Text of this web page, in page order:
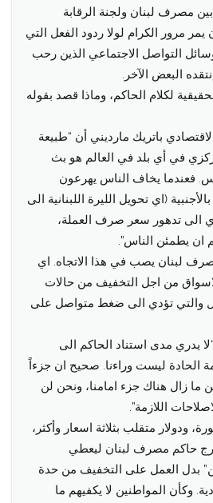
مصرف لبنان ولجنة الرقابة
مرور الكرام لولا ردود الفعل التي
التواصل الاجتماعي الذين رحب
البعض الآخر.
لكلام الحاكم، وماذا قصد بقوله
باتريك مارديني أن “طبيعة
في أي بلد في العالم هو بث
فعندما يخاف الناس يهرعون
(اي تحويل الليرة اللبنانية الى
الى تدهور سعر صرف العملة،
ان يطمئن الناس”.
لبنان يصب في هذا الاتجاه. اي
من اجل التخفيف من حالات
والتي تؤدي الى ضغط متواصل على
يدري مدى استناد الحاكم الى
الحادة ليست وراءنا. صحيح ان جزءاً
ما زال هناك جزء امامنا، ونحن لن
اللازمة”.
ودولار متقلب بثلاثة اسعار وأكثر،
حاكم مصرف لبنان ليعطي
بدل العمل على التخفيف من حدة
وكأن المواطنين لا يكفيهم ما